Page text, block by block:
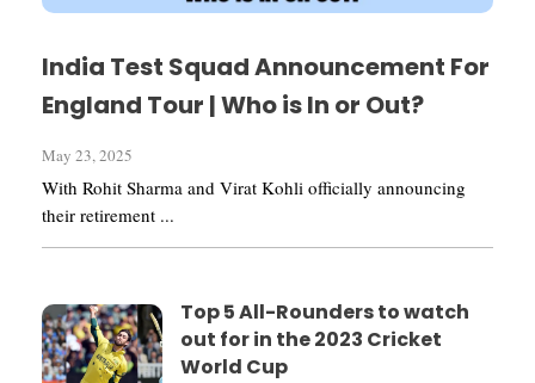
India Test Squad Announcement For
England Tour | Who is In or Out?
May 23, 2025
With Rohit Sharma and Virat Kohli officially announcing
their retirement ...
Top 5 All-Rounders to watch
out for in the 2023 Cricket
World Cup